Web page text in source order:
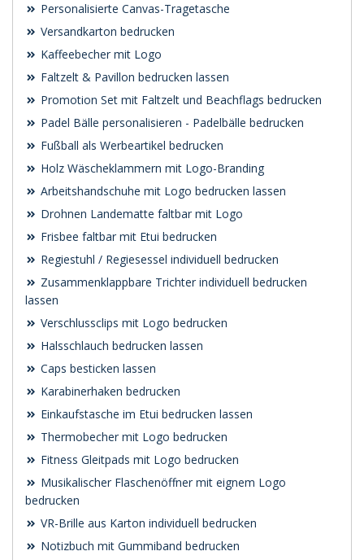
Personalisierte Canvas-Tragetasche
Versandkarton bedrucken
Kaffeebecher mit Logo
Faltzelt & Pavillon bedrucken lassen
Promotion Set mit Faltzelt und Beachflags bedrucken
Padel Bälle personalisieren - Padelbälle bedrucken
Fußball als Werbeartikel bedrucken
Holz Wäscheklammern mit Logo-Branding
Arbeitshandschuhe mit Logo bedrucken lassen
Drohnen Landematte faltbar mit Logo
Frisbee faltbar mit Etui bedrucken
Regiestuhl / Regiesessel individuell bedrucken
Zusammenklappbare Trichter individuell bedrucken
lassen
Verschlussclips mit Logo bedrucken
Halsschlauch bedrucken lassen
Caps besticken lassen
Karabinerhaken bedrucken
Einkaufstasche im Etui bedrucken lassen
Thermobecher mit Logo bedrucken
Fitness Gleitpads mit Logo bedrucken
Musikalischer Flaschenöffner mit eignem Logo
bedrucken
VR-Brille aus Karton individuell bedrucken
Notizbuch mit Gummiband bedrucken